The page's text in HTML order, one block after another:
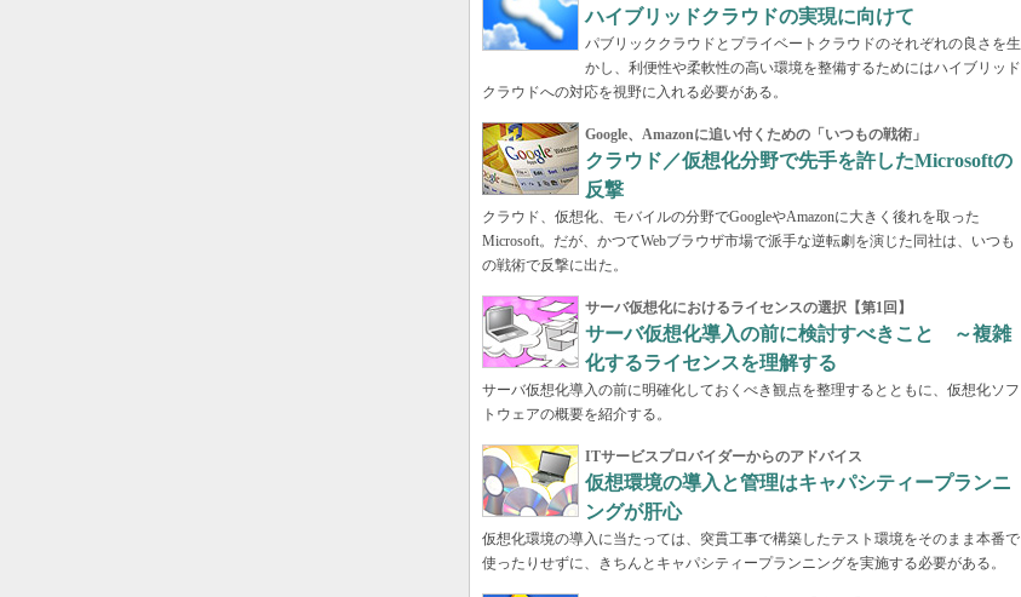
ハイブリッドクラウドの実現に向けて
パブリッククラウドとプライベートクラウドのそれぞれの良さを生
かし、利便性や柔軟性の高い環境を整備するためにはハイブリッド
クラウドへの対応を視野に入れる必要がある。
Google、Amazonに追い付くための「いつもの戦術」
クラウド／仮想化分野で先手を許したMicrosoftの
反撃
クラウド、仮想化、モバイルの分野でGoogleやAmazonに大きく後れを取った
Microsoft。だが、かつてWebブラウザ市場で派手な逆転劇を演じた同社は、いつも
の戦術で反撃に出た。
サーバ仮想化におけるライセンスの選択【第1回】
サーバ仮想化導入の前に検討すべきこと ～複雑
化するライセンスを理解する
サーバ仮想化導入の前に明確化しておくべき観点を整理するとともに、仮想化ソフ
トウェアの概要を紹介する。
ITサービスプロバイダーからのアドバイス
仮想環境の導入と管理はキャパシティープランニ
ングが肝心
仮想化環境の導入に当たっては、突貫工事で構築したテスト環境をそのまま本番で
使ったりせずに、きちんとキャパシティープランニングを実施する必要がある。